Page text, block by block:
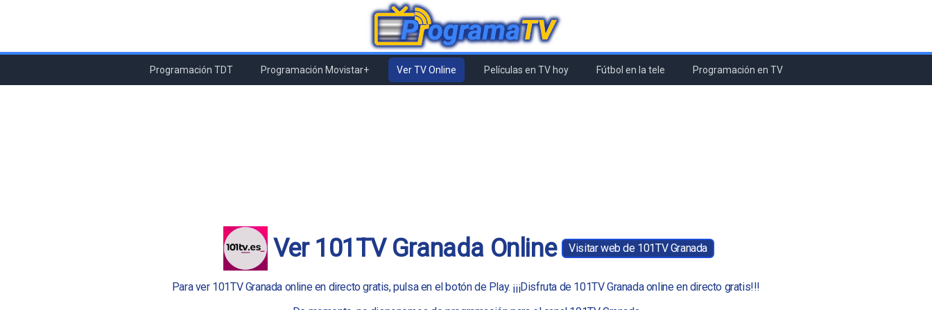
Programación TDT Programación Movistar+ Ver TV Online Películas en TV hoy Fútbol en la tele Programación en TV
Ver 101TV Granada Online Visitar web de 101TV Granada
Para ver 101TV Granada online en directo gratis, pulsa en el botón de Play. ¡¡¡Disfruta de 101TV Granada online en directo gratis!!!